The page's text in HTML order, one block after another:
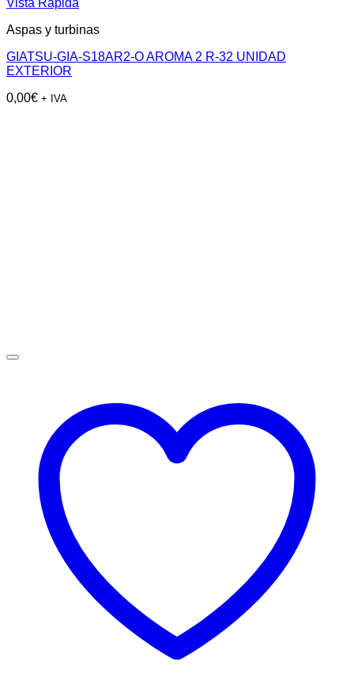
Vista Rápida
Aspas y turbinas
GIATSU-GIA-S18AR2-O AROMA 2 R-32 UNIDAD
EXTERIOR
0,00€ + IVA